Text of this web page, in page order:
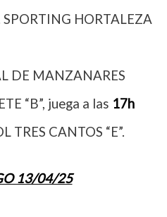
HORTALEZA
DE MANZANARES
“B”, juega a las 17h
TRES CANTOS “E”.
13/04/25